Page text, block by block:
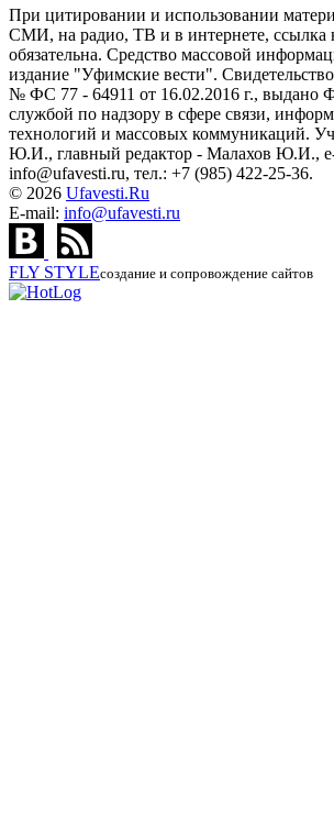
При цитировании и использовании
СМИ, на радио, ТВ и в интернете, ссылка
обязательна. Средство массовой
издание "Уфимские вести".
№ ФС 77 - 64911 от 16.02.2016 г., выдано
службой по надзору в сфере связи,
технологий и массовых коммуникаций.
Ю.И., главный редактор - Малахов Ю.И.,
info@ufavesti.ru, тел.: +7 (985) 422-25-36.
© 2026 Ufavesti.Ru
E-mail: info@ufavesti.ru
FLY STYLEсоздание и сопровождение сайтов